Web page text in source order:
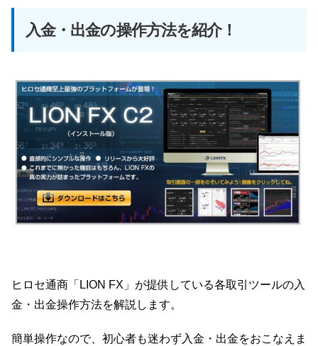
入金・出金の操作方法を紹介！
ヒロセ通商「LION FX」が提供している各取引ツールの入
金・出金操作方法を解説します。
簡単操作なので、初心者も迷わず入金・出金をおこなえま